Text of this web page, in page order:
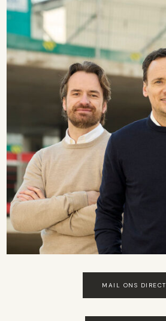
MAIL ONS DIRECT